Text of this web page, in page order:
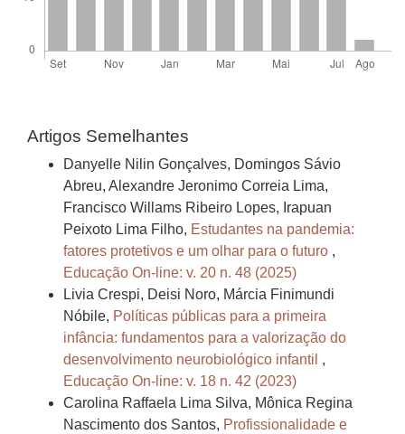
Artigos Semelhantes
Danyelle Nilin Gonçalves, Domingos Sávio
Abreu, Alexandre Jeronimo Correia Lima,
Francisco Willams Ribeiro Lopes, Irapuan
Peixoto Lima Filho, Estudantes na pandemia:
fatores protetivos e um olhar para o futuro ,
Educação On-line: v. 20 n. 48 (2025)
Livia Crespi, Deisi Noro, Márcia Finimundi
Nóbile, Políticas públicas para a primeira
infância: fundamentos para a valorização do
desenvolvimento neurobiológico infantil ,
Educação On-line: v. 18 n. 42 (2023)
Carolina Raffaela Lima Silva, Mônica Regina
Nascimento dos Santos, Profissionalidade e